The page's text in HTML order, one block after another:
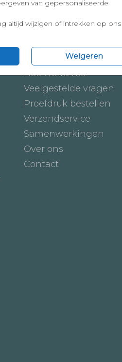
van gepersonaliseerde
altijd wijzigen of intrekken op ons
Weigeren
Onze service
Hoe werkt het
Veelgestelde vragen
Proefdruk bestellen
Verzendservice
Samenwerkingen
Over ons
Contact